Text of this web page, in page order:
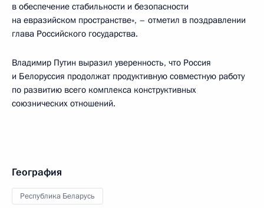
в обеспечение стабильности и безопасности
на евразийском пространстве», – отметил в поздравлении
глава Российского государства.
Владимир Путин выразил уверенность, что Россия
и Белоруссия продолжат продуктивную совместную работу
по развитию всего комплекса конструктивных
союзнических отношений.
География
Республика Беларусь